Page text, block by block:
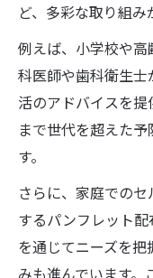
ど、多彩な取り組み
例えば、小学校や
科医師や歯科衛生
活のアドバイスを
まで世代を超えた
す。
さらに、家庭での
するパンフレット
を通じてニーズを